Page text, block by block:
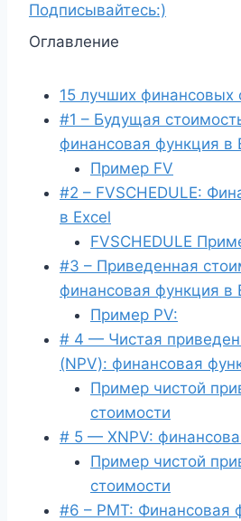
Подписывайтесь:)
Оглавление
15 лучших финансовых
#1 – Будущая
финансовая функция в
Пример FV
#2 – FVSCHEDULE:
в Excel
FVSCHEDULE
#3 – Приведенная
финансовая функция в
Пример PV:
# 4 — Чистая
(NPV): финансовая
Пример чистой
стоимости
# 5 — XNPV:
Пример чистой
стоимости
#6 – PMT: Финансовая